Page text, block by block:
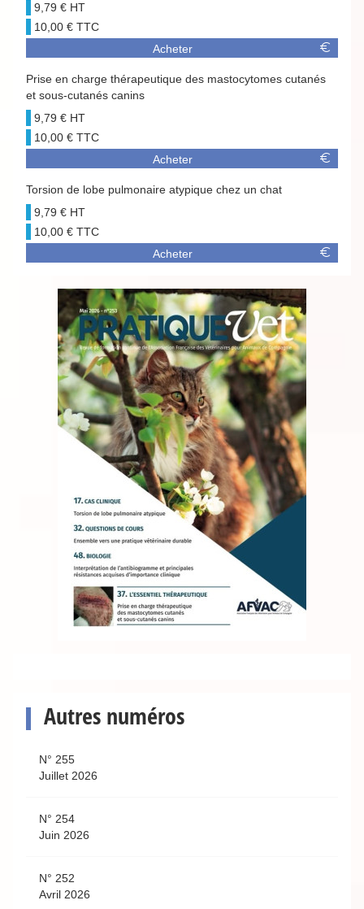
9,79 €
10,00 €
Acheter
Prise en charge thérapeutique des mastocytomes cutanés
et sous-cutanés canins
9,79 €
10,00 €
Acheter
Torsion de lobe pulmonaire atypique chez un chat
9,79 €
10,00 €
Acheter
Autres numéros
N° 255
Juillet 2026
N° 254
Juin 2026
N° 252
Avril 2026